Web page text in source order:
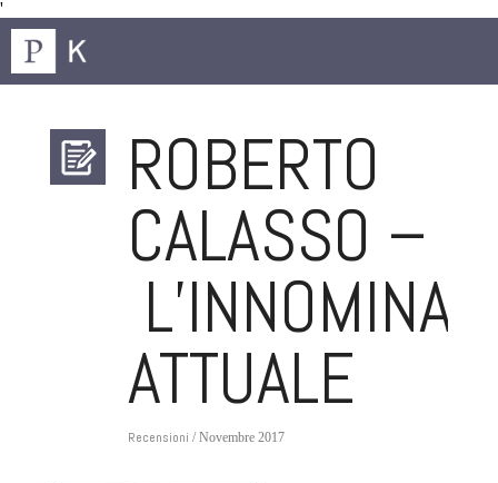
'
ROBERTO
CALASSO –
ATTUALE
Recensioni / Novembre 2017